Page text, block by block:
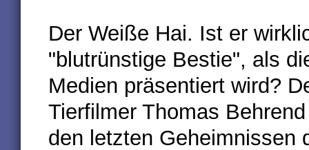
Der Weiße Hai. Ist er
"blutrünstige Bestie", als
Medien präsentiert wird?
Tierfilmer Thomas
den letzten Geheimnissen